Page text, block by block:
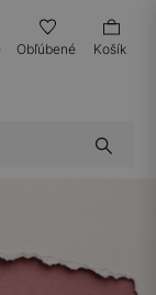
Obľúbené Košík